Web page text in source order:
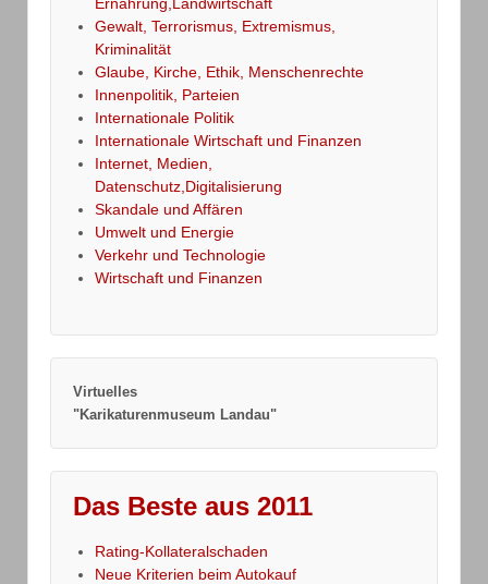
Gewalt, Terrorismus, Extremismus,
Kriminalität
Glaube, Kirche, Ethik, Menschenrechte
Innenpolitik, Parteien
Internationale Politik
Internationale Wirtschaft und Finanzen
Internet, Medien,
Datenschutz,Digitalisierung
Skandale und Affären
Umwelt und Energie
Verkehr und Technologie
Wirtschaft und Finanzen
Virtuelles
"Karikaturenmuseum Landau"
Das Beste aus 2011
Rating-Kollateralschaden
Neue Kriterien beim Autokauf